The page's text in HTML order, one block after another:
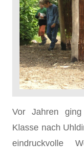
Vor Jahren
Klasse nach
eindruckvolle